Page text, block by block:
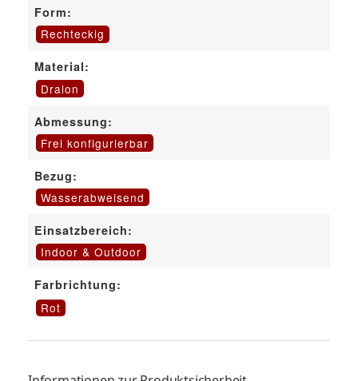
Form:
Rechteckig
Material:
Dralon
Abmessung:
Frei konfigurierbar
Bezug:
Wasserabweisend
Einsatzbereich:
Indoor & Outdoor
Farbrichtung:
Rot